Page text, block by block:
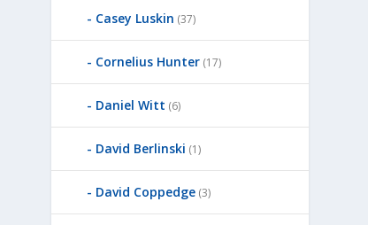
Casey Luskin (37)
Cornelius Hunter (17)
Daniel Witt (6)
David Berlinski (1)
David Coppedge (3)